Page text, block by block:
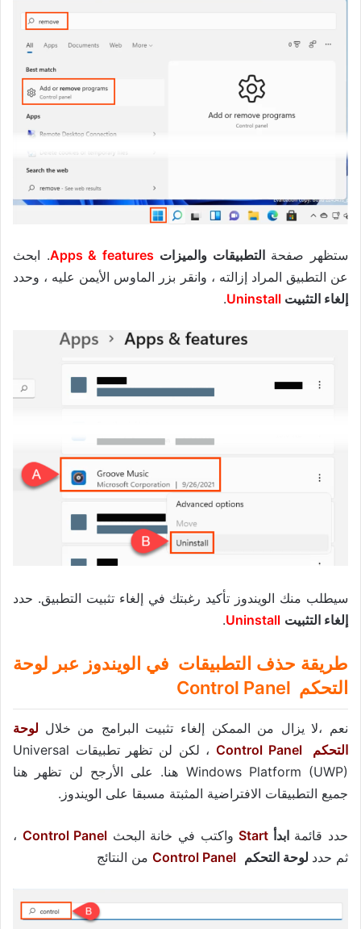
ستظهر صفحةالتطبيقات والميزات
. ابحث
عن التطبيق المراد إزالته ، وانقر بزر الماوس الأيمن عليه ، وحدد
إلغاء التثبيت
.
سيطلب منك الويندوز تأكيد رغبتك في إلغاء تثبيت التطبيق. حدد
إلغاء التثبيت Uninstall
.
طريقة حذف التطبيقات في الويندوز عبر لوحة
التحكم Control Panel
نعم ،لا يزال من الممكن إلغاء تثبيت البرامج من خلال لوحة
التحكم Control Panel
، لكن لن تظهر تطبيقات Universal
Windows Platform (UWP) هنا. على الأرجح لن تظهر هنا
جميع التطبيقات الافتراضية المثبتة مسبقا على الويندوز.
حدد قائمةابدأ واكتب في خانة البحث Control Panel ،
ثم حدد لوحة التحكم Control Panel من النتائج